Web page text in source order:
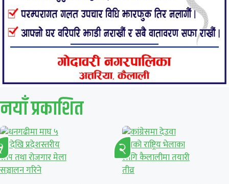
नयाँ प्रकाशित